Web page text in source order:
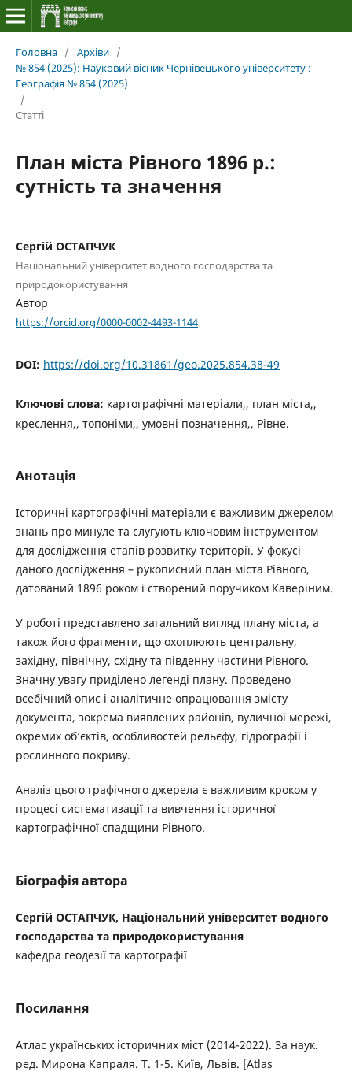
Головна / Архіви /
№ 854 (2025): Науковий вісник Чернівецького університету :
Географія № 854 (2025)
/
Статті
План міста Рівного 1896 р.:
сутність та значення
Сергій ОСТАПЧУК
Національний університет водного господарства та
природокористування
Автор
https://orcid.org/0000-0002-4493-1144
DOI: https://doi.org/10.31861/geo.2025.854.38-49
Ключові слова: картографічні матеріали,, план міста,,
креслення,, топоніми,, умовні позначення,, Рівне.
Анотація
Історичні картографічні матеріали є важливим джерелом
знань про минуле та слугують ключовим інструментом
для дослідження етапів розвитку території. У фокусі
даного дослідження – рукописний план міста Рівного,
датований 1896 роком і створений поручиком Каверіним.
У роботі представлено загальний вигляд плану міста, а
також його фрагменти, що охоплюють центральну,
західну, північну, східну та південну частини Рівного.
Значну увагу приділено легенді плану. Проведено
всебічний опис і аналітичне опрацювання змісту
документа, зокрема виявлених районів, вуличної мережі,
окремих об’єктів, особливостей рельєфу, гідрографії і
рослинного покриву.
Аналіз цього графічного джерела є важливим кроком у
процесі систематизації та вивчення історичної
картографічної спадщини Рівного.
Біографія автора
Сергій ОСТАПЧУК, Національний університет водного
господарства та природокористування
кафедра геодезії та картографії
Посилання
Атлас українських історичних міст (2014-2022). За наук.
ред. Мирона Капраля. Т. 1-5. Київ, Львів. [Atlas